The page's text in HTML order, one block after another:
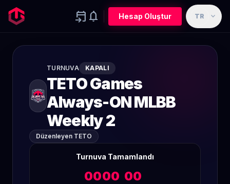
event_upcoming notifications Hesap Oluştur TR expand_more
TURNUVA KAPALI
TETO Games
Always-ON MLBB
Weekly 2
Düzenleyen TETO
Turnuva Tamamlandı
0000 00